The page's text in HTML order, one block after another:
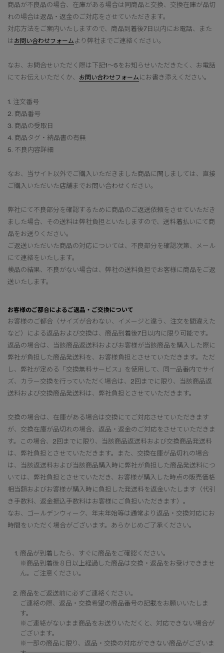
商品が不良品の場合、在庫がある場合は同商品と交換、交換在庫が品切
れの場合は返品・返金のご対応をさせていただきます。
対応方法をご案内いたしますので、商品到着後7日以内にお電話、また
は お問い合わせフォーム より弊社までご連絡ください。
なお、お問合せいただく際は下記1～5をお知らせいただきたく、お電話
にてお伝えいただくか、 お問い合わせフォーム にお書き添えください。
1. 注文番号
2. 商品番号
3. 商品の受取日
4. 商品タグ・納品書の有無
5. 不良内容詳細
なお、当サイト以外でご購入いただきました商品に関しましては、直接
ご購入いただいた店舗までお問い合わせください。
弊社にて不良部分を確認するために商品のご返送依頼をさせていただき
ました場合、その送料は弊社負担といたしますので、送料着払いにて商
品をお送りください。
ご返送いただいた商品の対応については、不良部分を確認次第、メール
にて連絡をいたします。
検品の結果、不良がない場合は、弊社の送料負担でお客様に商品をご返
送いたします。
お客様のご都合によるご返品・ご交換について
お客様のご都合（サイズが合わない、イメージと違う、注文を間違えた
など）による返品および交換は、商品到着後7日以内に限り可能です。
返品の場合は、当該商品返送料およびお客様が当該商品を購入した際に
弊社が負担した商品発送料を、お客様負担とさせていただきます。ただ
し、弊社が定める「交換無料サービス」を使用して、同一品番内でサイ
ズ、カラー交換を行っていただく場合は、2回までに限り、当該商品返
送料および交換商品発送料は、弊社負担とさせていただきます。
交換の場合は、在庫がある場合は交換にてご対応させていただきます
が、交換在庫が品切れの場合、返品・返金のご対応をさせていただきま
す。この場合、2回までに限り、当該商品返送料および交換商品発送料
は、弊社負担とさせていただきます。また、交換在庫が品切れの場合
は、当該返送料および当該商品購入時に弊社が負担した商品発送料につ
いては、弊社負担とさせていただき、お客様が購入した時点の販売価格
相当額およびお客様が購入時に負担した発送料を返金いたします（代引
き手数料、返金振込手数料はお客様にご負担いただきます）。
なお、ゴールデンウィーク、年末年始等は通常より返品・交換対応にお
時間をいただく場合がございます。あらかじめご了承ください。
商品が到着したら、すぐに商品をご確認ください。
※商品到着後８日以上経過した商品は交換・返品をお受けできませ
ん。ご注意ください。
商品をご返送前に必ずご連絡ください。
ご連絡の際、返品・交換希望の商品番号の記載をお願いいたしま
す。
※ご連絡がないまま商品をお送りいただくと、対応できない場合が
ございます。
※一部の商品に限り、返品・交換の対応ができない商品がございま